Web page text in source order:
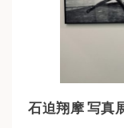
石迫翔摩 写真